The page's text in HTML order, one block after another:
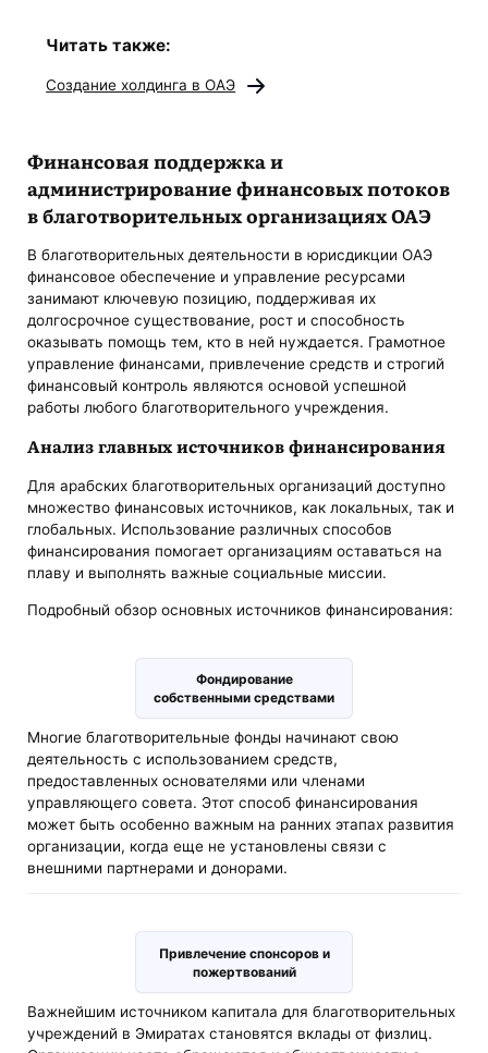
Читать также:
Создание холдинга в ОАЭ
Финансовая поддержка и
администрирование финансовых потоков
в благотворительных организациях ОАЭ
В благотворительных деятельности в юрисдикции ОАЭ
финансовое обеспечение и управление ресурсами
занимают ключевую позицию, поддерживая их
долгосрочное существование, рост и способность
оказывать помощь тем, кто в ней нуждается. Грамотное
управление финансами, привлечение средств и строгий
финансовый контроль являются основой успешной
работы любого благотворительного учреждения.
Анализ главных источников финансирования
Для арабских благотворительных организаций доступно
множество финансовых источников, как локальных, так и
глобальных. Использование различных способов
финансирования помогает организациям оставаться на
плаву и выполнять важные социальные миссии.
Подробный обзор основных источников финансирования:
Фондирование
собственными средствами
Многие благотворительные фонды начинают свою
деятельность с использованием средств,
предоставленных основателями или членами
управляющего совета. Этот способ финансирования
может быть особенно важным на ранних этапах развития
организации, когда еще не установлены связи с
внешними партнерами и донорами.
Привлечение спонсоров и
пожертвований
Важнейшим источником капитала для благотворительных
учреждений в Эмиратах становятся вклады от физлиц.